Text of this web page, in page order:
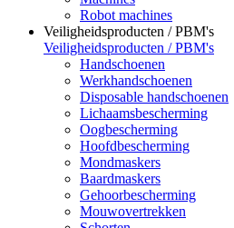
Robot machines
Veiligheidsproducten / PBM's
Veiligheidsproducten / PBM's
Handschoenen
Werkhandschoenen
Disposable handschoenen
Lichaamsbescherming
Oogbescherming
Hoofdbescherming
Mondmaskers
Baardmaskers
Gehoorbescherming
Mouwovertrekken